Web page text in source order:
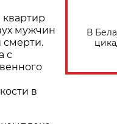
квартир
мужчин
смерти.
с
в
В